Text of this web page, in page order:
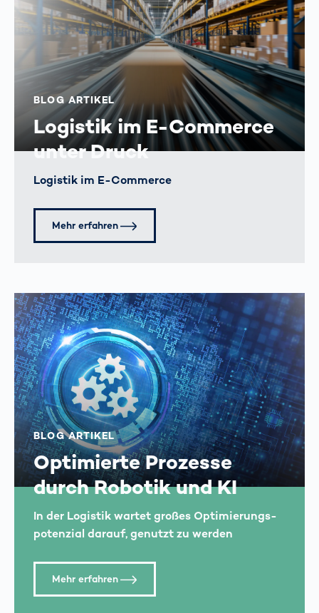
BLOG ARTIKEL
Logistik im E-Commerce
unter Druck
Logistik im E-Commerce
Mehr erfahren
BLOG ARTIKEL
Optimierte Prozesse
durch Robotik und KI
In der Logistik wartet großes Optimierungs­
potenzial darauf, genutzt zu werden
Mehr erfahren